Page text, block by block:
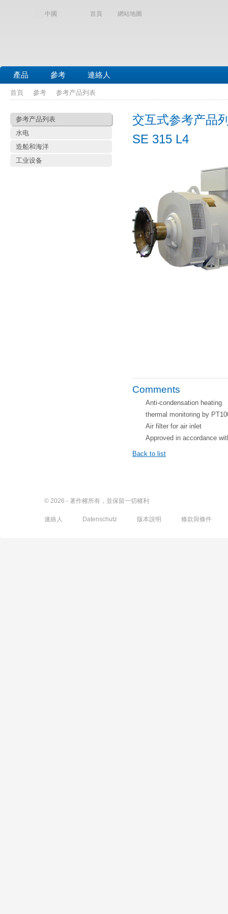
中國 首頁 網站地圖
產品 參考 連絡人
首頁 參考 参考产品列表
参考产品列表
水电
造船和海洋
工业设备
交互式参考产品
SE 315 L4
Comments
Anti-condensation heating
thermal monitoring by
Air filter for air inlet
Approved in accordance
Back to list
© 2026 - 著作權所有，並保留一切權利
連絡人 Datenschutz 版本說明 條款與條件